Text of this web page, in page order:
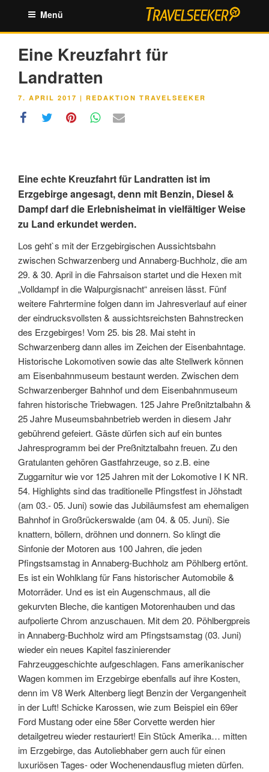
springen
Menü
Eine Kreuzfahrt für
Landratten
VERÖFFENTLICHT
7. APRIL 2017 | REDAKTION TRAVELSEEKER
Eine echte Kreuzfahrt für Landratten ist im
Erzgebirge angesagt, denn mit Benzin, Diesel &
Dampf darf die Erlebnisheimat in vielfältiger Weise
zu Land erkundet werden.
Los geht`s mit der Erzgebirgischen Aussichtsbahn
zwischen Schwarzenberg und Annaberg-Buchholz, die am
29. & 30. April in die Fahrsaison startet und die Hexen mit
„Volldampf in die Walpurgisnacht“ anreisen lässt. Fünf
weitere Fahrtermine folgen dann im Jahresverlauf auf einer
der eindrucksvollsten & aussichtsreichsten Bahnstrecken
des Erzgebirges! Vom 25. bis 28. Mai steht in
Schwarzenberg dann alles im Zeichen der Eisenbahntage.
Historische Lokomotiven sowie das alte Stellwerk können
am Eisenbahnmuseum bestaunt werden. Zwischen dem
Schwarzenberger Bahnhof und dem Eisenbahnmuseum
fahren historische Triebwagen. 125 Jahre Preßnitztalbahn &
25 Jahre Museumsbahnbetrieb werden in diesem Jahr
gebührend gefeiert. Gäste dürfen sich auf ein buntes
Jahresprogramm bei der Preßnitztalbahn freuen. Zu den
Gratulanten gehören Gastfahrzeuge, so z.B. eine
Zuggarnitur wie vor 125 Jahren mit der Lokomotive I K NR.
54. Highlights sind das traditionelle Pfingstfest in Jöhstadt
(am 03.- 05. Juni) sowie das Jubiläumsfest am ehemaligen
Bahnhof in Großrückerswalde (am 04. & 05. Juni). Sie
knattern, böllern, dröhnen und donnern. So klingt die
Sinfonie der Motoren aus 100 Jahren, die jeden
Pfingstsamstag in Annaberg-Buchholz am Pöhlberg ertönt.
Es ist ein Wohlklang für Fans historischer Automobile &
Motorräder. Und es ist ein Augenschmaus, all die
gekurvten Bleche, die kantigen Motorenhauben und das
aufpolierte Chrom anzuschauen. Mit dem 20. Pöhlbergpreis
in Annaberg-Buchholz wird am Pfingstsamstag (03. Juni)
wieder ein neues Kapitel faszinierender
Fahrzeuggeschichte aufgeschlagen. Fans amerikanischer
Wagen kommen im Erzgebirge ebenfalls auf ihre Kosten,
denn im V8 Werk Altenberg liegt Benzin der Vergangenheit
in der Luft! Schicke Karossen, wie zum Beispiel ein 69er
Ford Mustang oder eine 58er Corvette werden hier
detailgetreu wieder restauriert! Ein Stück Amerika… mitten
im Erzgebirge, das Autoliebhaber gern auch für einen
luxuriösen Tages- oder Wochenendausflug mieten dürfen.